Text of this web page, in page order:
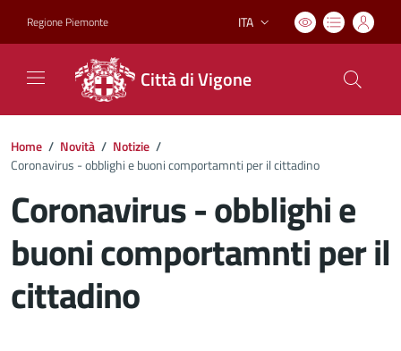
Regione Piemonte Lingua attiva:
ITA
Città di Vigone
Home / Novità / Notizie /
Coronavirus - obblighi e buoni comportamnti per il cittadino
Coronavirus - obblighi e
buoni comportamnti per il
cittadino